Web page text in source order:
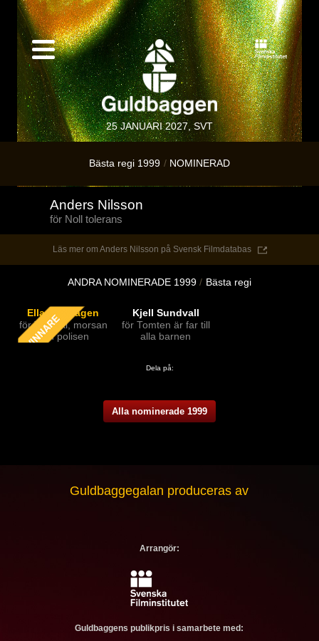
25 JANUARI 2027, SVT
Bästa regi 1999 NOMINERAD
Anders Nilsson
för Noll tolerans
Läs mer om Anders Nilsson på Svensk Filmdatabas
ANDRA NOMINERADE 1999 Bästa regi
Ella Lemhagen
för Tsatsiki, morsan
och polisen
Kjell Sundvall
för Tomten är far till
alla barnen
Dela på:
Alla nominerade 1999
Guldbaggegalan produceras av
Arrangör:
Guldbaggens publikpris i samarbete med: